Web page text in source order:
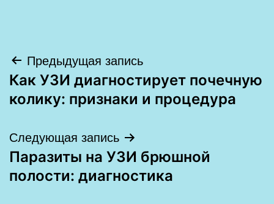
Навигация
по
Предыдущая запись
Как УЗИ диагностирует почечную
колику: признаки и процедура
Следующая запись
Паразиты на УЗИ брюшной
полости: диагностика